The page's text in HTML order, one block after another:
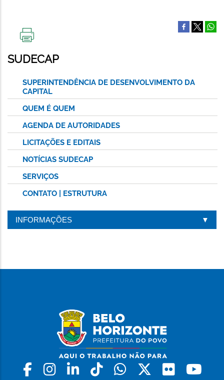
ESTA
PÁGINA
SUDECAP
SUPERINTENDÊNCIA DE DESENVOLVIMENTO DA
CAPITAL
QUEM É QUEM
AGENDA DE AUTORIDADES
LICITAÇÕES E EDITAIS
NOTÍCIAS SUDECAP
SERVIÇOS
CONTATO | ESTRUTURA
INFORMAÇÕES
Facebook
Instagram
LinkedinTiktokWhatsapp
X Flickr